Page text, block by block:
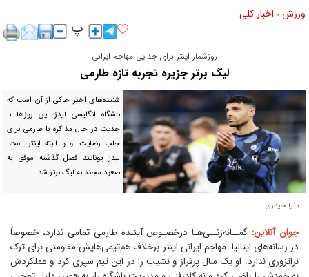
ورزش » اخبار كلی
روزشمار اینتر برای جدایی مهاجم ایرانی
لیگ برتر جزیره تجربه تازه طارمی
شنیده‌های اخیر حاکی از آن است که
باشگاه انگلیسی لیدز این روز‌ها با
جدیت در حال مذاکره با طارمی برای
جلب رضایت او و البته اینتر است.
لیدز یونایتد فصل گذشته موفق به
صعود مجدد به لیگ برتر شد
دنیا حیدری
جوان آنلاین: گمــانه‌زنــی‌هـا در‌خصـوص آینـده طارمی تمامی ندارد، خصوصاً
در رسانه‌های ایتالیا. مهاجم ایرانی اینتر برخلاف هم‌تیمی‌هایش مقاومتی برای ترک
نراتزوری ندارد. او یک سال پرفراز و نشیب را در این تیم سپری کرد و عملکردش